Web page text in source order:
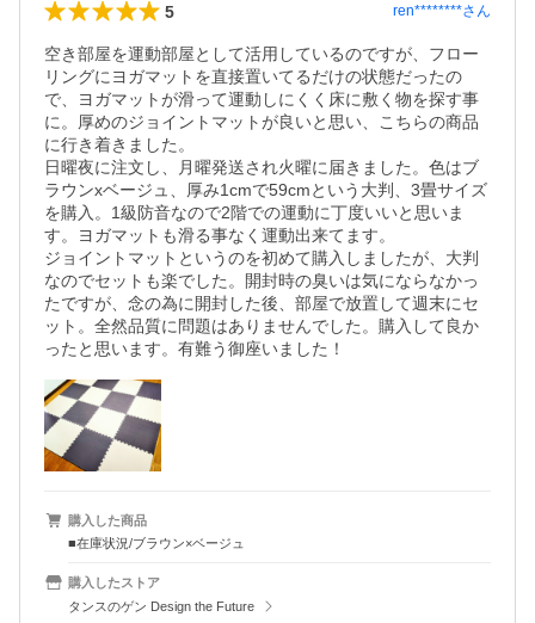
5 ren********さん
空き部屋を運動部屋として活用しているのですが、フロー
リングにヨガマットを直接置いてるだけの状態だったの
で、ヨガマットが滑って運動しにくく床に敷く物を探す事
に。厚めのジョイントマットが良いと思い、こちらの商品
に行き着きました。
日曜夜に注文し、月曜発送され火曜に届きました。色はブ
ラウンxベージュ、厚み1cmで59cmという大判、3畳サイズ
を購入。1級防音なので2階での運動に丁度いいと思いま
す。ヨガマットも滑る事なく運動出来てます。
ジョイントマットというのを初めて購入しましたが、大判
なのでセットも楽でした。開封時の臭いは気にならなかっ
たですが、念の為に開封した後、部屋で放置して週末にセ
ット。全然品質に問題はありませんでした。購入して良か
購入した商品
■在庫状況/ブラウン×ベージュ
購入したストア
タンスのゲン Design the Future